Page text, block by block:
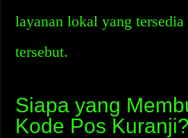
layanan lokal yang tersedia
tersebut.
Siapa yang
Kode Pos Kuranji?